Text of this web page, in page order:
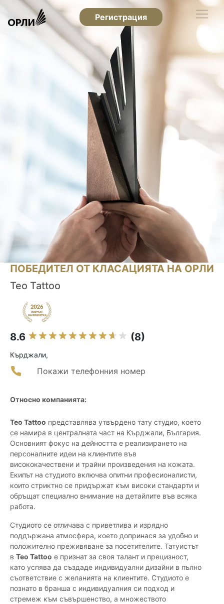
Регистрация
ПОБЕДИТЕЛ ОТ КЛАСАЦИЯТА НА ОРЛИ
Teo Tattoo
8.6 (8)
Кърджали,
Покажи телефонния номер
Относно компанията:
Teo Tattoo представлява утвърдено тату студио, което
се намира в централната част на Кърджали, България.
Основният фокус на дейността е реализирането на
персоналните идеи на клиентите във
висококачествени и трайни произведения на кожата.
Екипът на студиото включва опитни професионалисти,
които стриктно се придържат към високи стандарти и
обръщат специално внимание на детайлите във всяка
работа.
Студиото се отличава с приветлива и изрядно
поддържана атмосфера, което допринася за удобно и
положително преживяване за посетителите. Татуистът
в Teo Tattoo е признат за своя талант и прецизност,
като успява да създаде индивидуални дизайни в пълно
съответствие с желанията на клиентите. Студиото е
познато в бранша с индивидуалния си подход и
стремеж към съвършенство, а множеството